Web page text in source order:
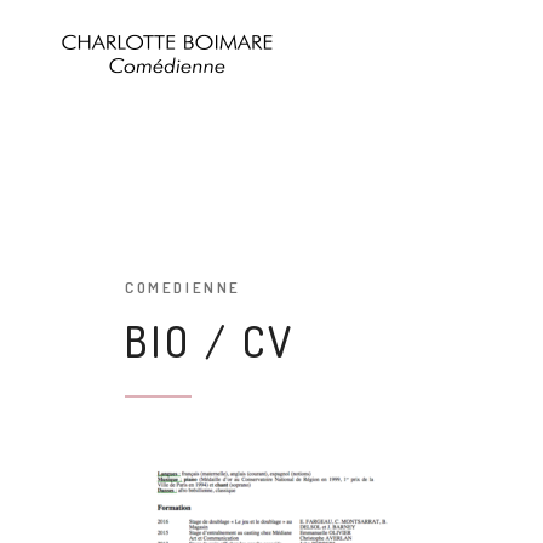
COMEDIENNE
BIO / CV